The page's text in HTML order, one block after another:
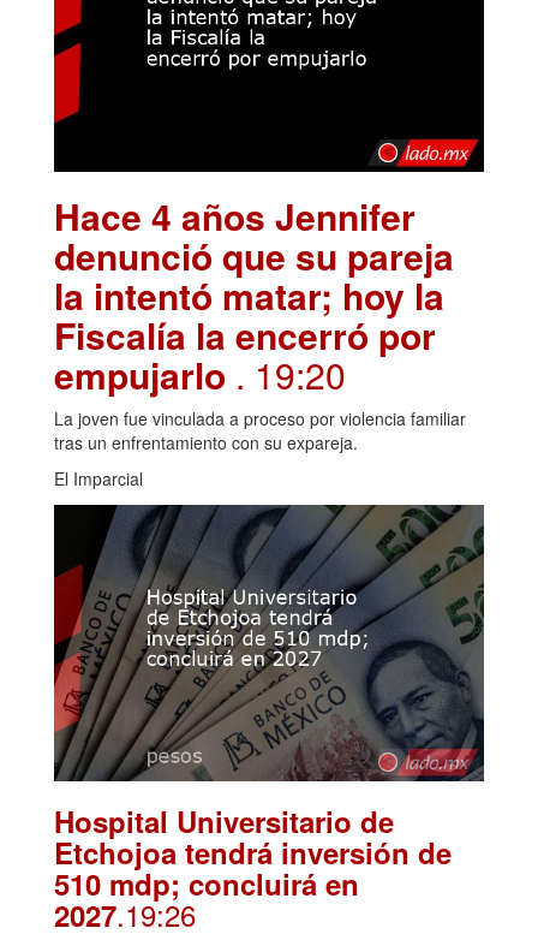
Hace 4 años Jennifer
denunció que su pareja
la intentó matar; hoy la
Fiscalía la encerró por
empujarlo . 19:20
La joven fue vinculada a proceso por violencia familiar
tras un enfrentamiento con su expareja.
El Imparcial
Hospital Universitario de
Etchojoa tendrá inversión de
510 mdp; concluirá en
2027.19:26